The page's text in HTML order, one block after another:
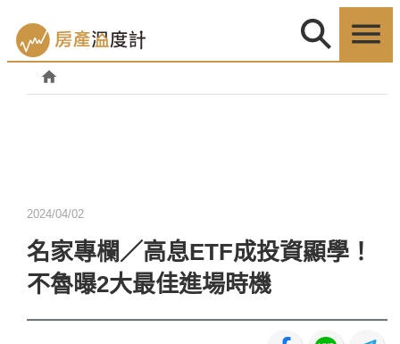
2024/04/02
名家專欄／高息ETF成投資顯學！
不魯曝2大最佳進場時機